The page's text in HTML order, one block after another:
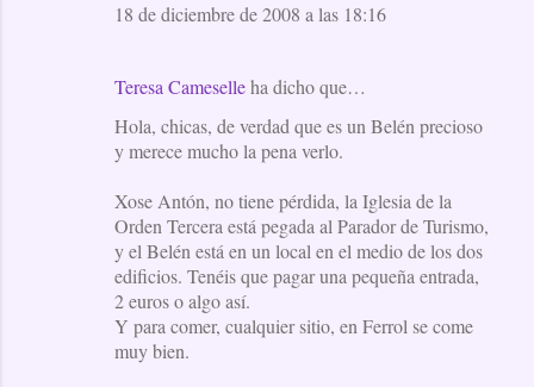
18 de diciembre de 2008 a las 18:16
Teresa Cameselleha dicho que…
Hola, chicas, de verdad que es un Belén precioso
y merece mucho la pena verlo.
Xose Antón, no tiene pérdida, la Iglesia de la
Orden Tercera está pegada al Parador de Turismo,
y el Belén está en un local en el medio de los dos
edificios. Tenéis que pagar una pequeña entrada,
2 euros o algo así.
Y para comer, cualquier sitio, en Ferrol se come
muy bien.